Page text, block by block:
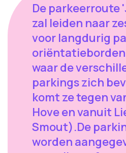
De parkeerroute
zal leiden naar
voor langdurig
oriëntatieborden
waar de
parkings zich
komt ze tegen
Hove en vanuit
Smout).De
worden